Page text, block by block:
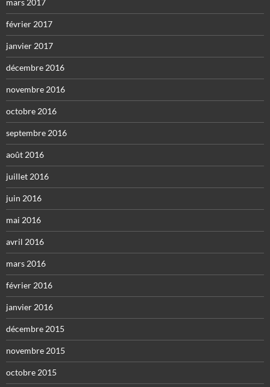
février 2017
janvier 2017
décembre 2016
novembre 2016
octobre 2016
septembre 2016
août 2016
juillet 2016
juin 2016
mai 2016
avril 2016
mars 2016
février 2016
janvier 2016
décembre 2015
novembre 2015
octobre 2015